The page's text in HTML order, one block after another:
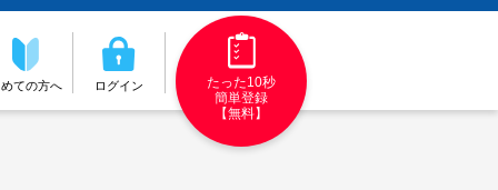
ての方へ ログイン
たった10秒
簡単登録
【無料】